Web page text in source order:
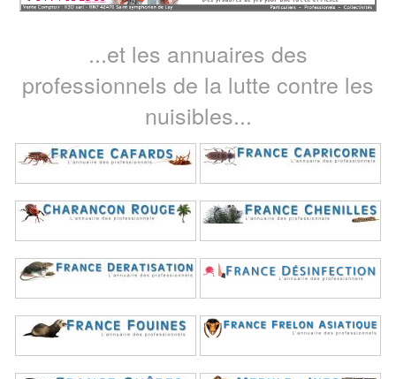
...et les annuaires des
professionnels de la lutte contre les
nuisibles...